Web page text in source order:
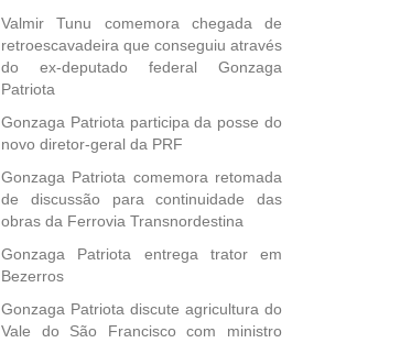
Valmir Tunu comemora chegada de
retroescavadeira que conseguiu através
do ex-deputado federal Gonzaga
Patriota
Gonzaga Patriota participa da posse do
novo diretor-geral da PRF
Gonzaga Patriota comemora retomada
de discussão para continuidade das
obras da Ferrovia Transnordestina
Gonzaga Patriota entrega trator em
Bezerros
Gonzaga Patriota discute agricultura do
Vale do São Francisco com ministro